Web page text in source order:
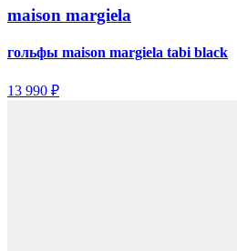
maison margiela
гольфы maison margiela tabi black
13 990 ₽